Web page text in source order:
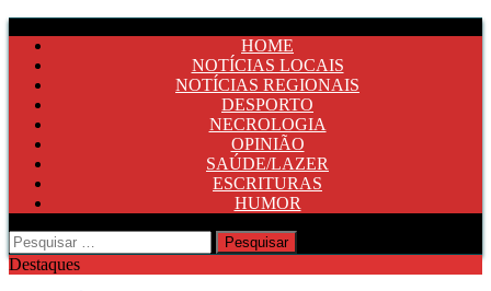
HOME
NOTÍCIAS LOCAIS
NOTÍCIAS REGIONAIS
DESPORTO
NECROLOGIA
OPINIÃO
SAÚDE/LAZER
ESCRITURAS
HUMOR
Pesquisar
por:
Destaques